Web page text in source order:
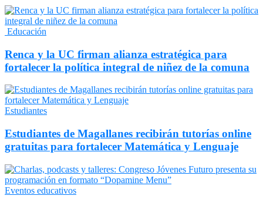
Educación
Renca y la UC firman alianza estratégica para
fortalecer la política integral de niñez de la comuna
Estudiantes
Estudiantes de Magallanes recibirán tutorías online
gratuitas para fortalecer Matemática y Lenguaje
Eventos educativos